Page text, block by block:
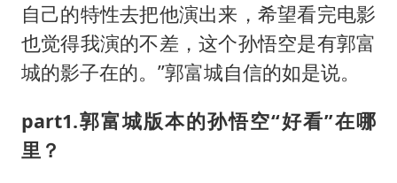
自己的特性去把他演出来，希望看完电影
也觉得我演的不差，这个孙悟空是有郭富
城的影子在的。”郭富城自信的如是说。
part1.郭富城版本的孙悟空“好看”在哪
里？